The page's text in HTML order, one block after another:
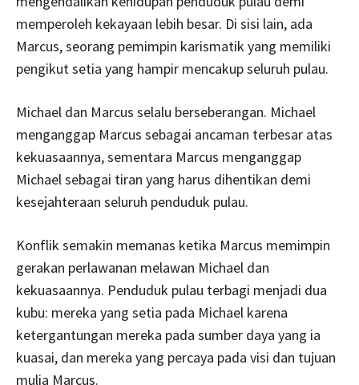
memperoleh kekayaan lebih besar. Di sisi lain, ada
Marcus, seorang pemimpin karismatik yang memiliki
pengikut setia yang hampir mencakup seluruh pulau.
Michael dan Marcus selalu berseberangan. Michael
menganggap Marcus sebagai ancaman terbesar atas
kekuasaannya, sementara Marcus menganggap
Michael sebagai tiran yang harus dihentikan demi
kesejahteraan seluruh penduduk pulau.
Konflik semakin memanas ketika Marcus memimpin
gerakan perlawanan melawan Michael dan
kekuasaannya. Penduduk pulau terbagi menjadi dua
kubu: mereka yang setia pada Michael karena
ketergantungan mereka pada sumber daya yang ia
kuasai, dan mereka yang percaya pada visi dan tujuan
mulia Marcus.